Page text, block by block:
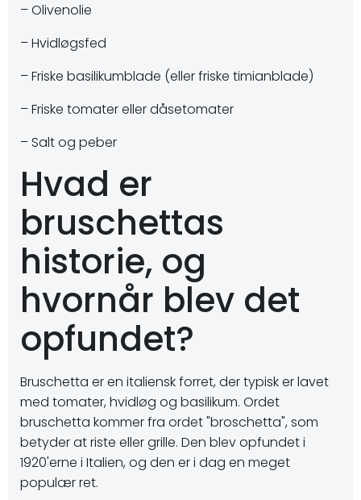
– Olivenolie
– Hvidløgsfed
– Friske basilikumblade (eller friske timianblade)
– Friske tomater eller dåsetomater
– Salt og peber
Hvad er
bruschettas
historie, og
hvornår blev det
opfundet?
Bruschetta er en italiensk forret, der typisk er lavet
med tomater, hvidløg og basilikum. Ordet
bruschetta kommer fra ordet "broschetta", som
betyder at riste eller grille. Den blev opfundet i
1920'erne i Italien, og den er i dag en meget
populær ret.